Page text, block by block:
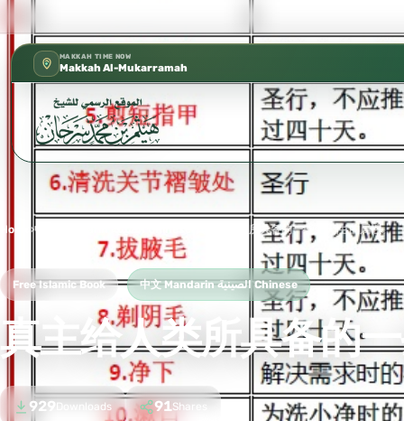
MAKKAH TIME NOW
Makkah Al-Mukarramah
Home › 真主给人类所具备的一些先天性 的属性。
Free Islamic Book 中文 Mandarin الصينية Chinese
真主给人类所具备的
929 Downloads 91Shares